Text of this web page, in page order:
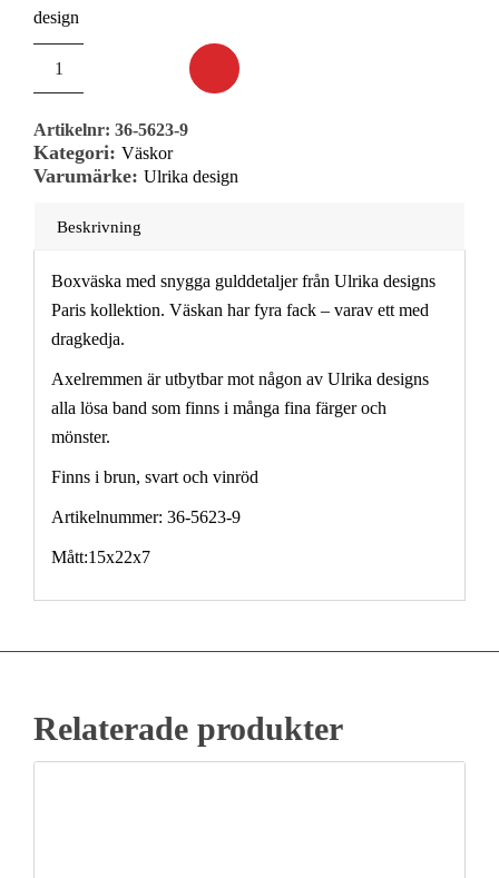
design
Artikelnr: 36-5623-9
Kategori: Väskor
Varumärke: Ulrika design
Beskrivning
Boxväska med snygga gulddetaljer från Ulrika designs
Paris kollektion. Väskan har fyra fack – varav ett med
dragkedja.
Axelremmen är utbytbar mot någon av Ulrika designs
alla lösa band som finns i många fina färger och
mönster.
Finns i brun, svart och vinröd
Artikelnummer: 36-5623-9
Mått:15x22x7
Relaterade produkter